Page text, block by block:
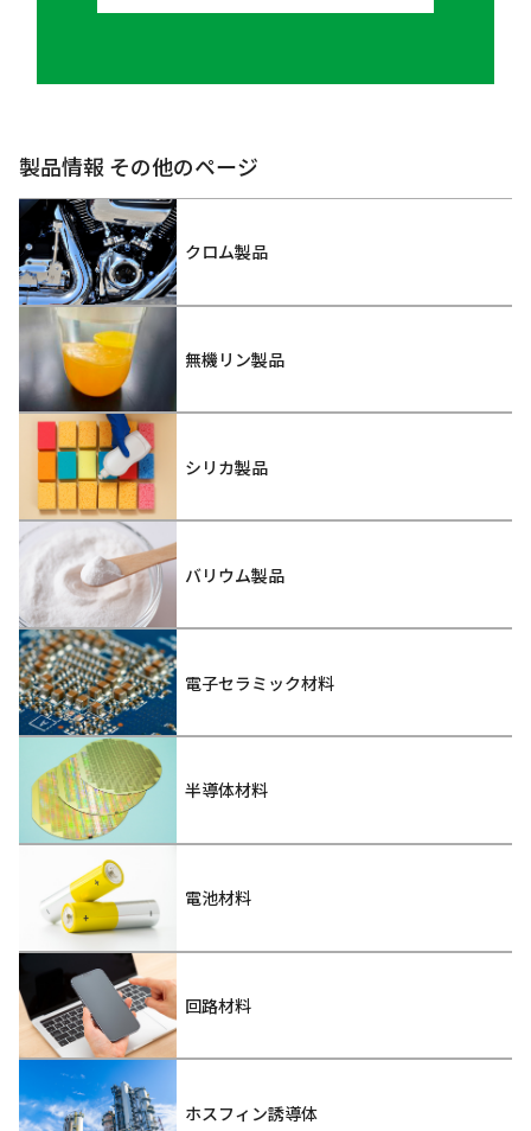
製品情報 その他のページ
クロム製品
無機リン製品
シリカ製品
バリウム製品
電子セラミック材料
半導体材料
電池材料
回路材料
ホスフィン誘導体